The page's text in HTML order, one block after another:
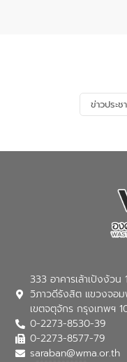
ข่าวประ
333 อาคารเล้าเป้งง้วน
วิภาวดีรังสิต แขวงจอ
เขตจตุจักร กรุงเทพฯ
0-2273-8530-39
0-2273-8577-79
saraban@wma.or.th